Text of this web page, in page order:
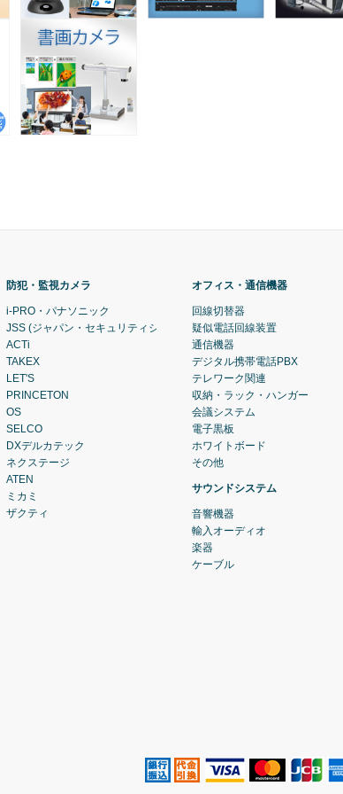
防犯・監視カメラ
i-PRO・パナソニック
JSS (ジャパン・セキュリティシステム)
ACTi
TAKEX
LET'S
PRINCETON
OS
SELCO
DXデルカテック
ネクステージ
ATEN
ミカミ
ザクティ
オフィス・通信機器
回線切替器
疑似電話回線装置
通信機器
デジタル携帯電話PBX
テレワーク関連
収納・ラック・ハンガー
会議システム
電子黒板
ホワイトボード
その他
サウンドシステム
音響機器
輸入オーディオ
楽器
ケーブル